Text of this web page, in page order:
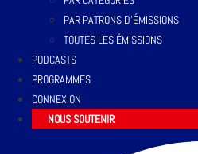
PAR PATRONS D’ÉMISSIONS
TOUTES LES ÉMISSIONS
PODCASTS
PROGRAMMES
CONNEXION
NOUS SOUTENIR